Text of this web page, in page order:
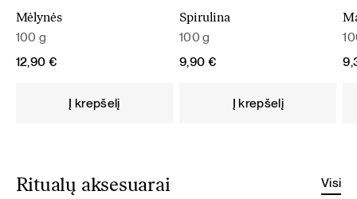
Mėlynės
100 g
12,90 €
Į krepšelį
Spirulina
100 g
9,90 €
Į krepšelį
Ritualų aksesuarai Visi